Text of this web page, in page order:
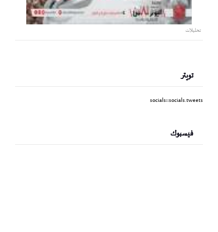
تحليلات
تويتر
socials::socials.tweets
فيسبوك